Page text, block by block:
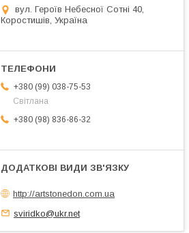
вул. Героїв Небесної Сотні 40,
Коростишів, Україна
+380 (99) 038-75-53
Світлана
+380 (98) 836-86-32
http://artstonedon.com.ua
sviridko@ukr.net